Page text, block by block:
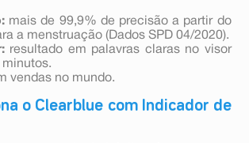
mais de 99,9% de precisão a partir do
a menstruação (Dados SPD 04/2020).
resultado em palavras claras no visor
vendas no mundo.
o Clearblue com Indicador de